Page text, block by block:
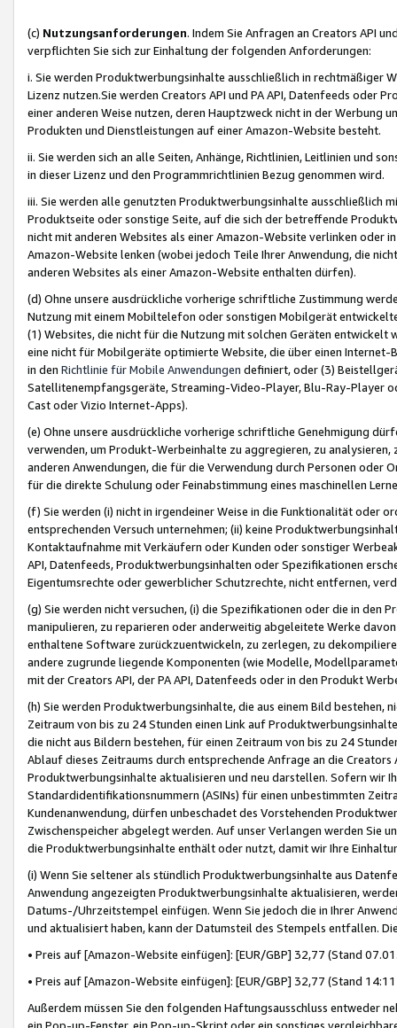
(c) Nutzungsanforderungen. Indem Sie Anfragen an Creators API
verpflichten Sie sich zur Einhaltung der folgenden Anforderungen:
i. Sie werden Produktwerbungsinhalte ausschließlich in rechtmäßiger
Lizenz nutzen.Sie werden Creators API und PA API, Datenfeeds oder
einer anderen Weise nutzen, deren Hauptzweck nicht in der Werbung
Produkten und Dienstleistungen auf einer Amazon-Website besteht.
ii. Sie werden sich an alle Seiten, Anhänge, Richtlinien, Leitlinien und
in dieser Lizenz und den Programmrichtlinien Bezug genommen wird.
iii. Sie werden alle genutzten Produktwerbungsinhalte ausschließlich
Produktseite oder sonstige Seite, auf die sich der betreffende
nicht mit anderen Websites als einer Amazon-Website verlinken oder
Amazon-Website lenken (wobei jedoch Teile Ihrer Anwendung, die
anderen Websites als einer Amazon-Website enthalten dürfen).
(d) Ohne unsere ausdrückliche vorherige schriftliche Zustimmung
Nutzung mit einem Mobiltelefon oder sonstigen Mobilgerät
(1) Websites, die nicht für die Nutzung mit solchen Geräten
eine nicht für Mobilgeräte optimierte Website, die über einen
in den Richtlinie für Mobile Anwendungen definiert, oder (3)
Satellitenempfangsgeräte, Streaming-Video-Player, Blu-Ray-Player
Cast oder Vizio Internet-Apps).
(e) Ohne unsere ausdrückliche vorherige schriftliche Genehmigung
verwenden, um Produkt-Werbeinhalte zu aggregieren, zu
anderen Anwendungen, die für die Verwendung durch Personen
für die direkte Schulung oder Feinabstimmung eines maschinellen
(f) Sie werden (i) nicht in irgendeiner Weise in die Funktionalität oder
entsprechenden Versuch unternehmen; (ii) keine
Kontaktaufnahme mit Verkäufern oder Kunden oder sonstiger
API, Datenfeeds, Produktwerbungsinhalten oder Spezifikationen
Eigentumsrechte oder gewerblicher Schutzrechte, nicht entfernen,
(g) Sie werden nicht versuchen, (i) die Spezifikationen oder die in
manipulieren, zu reparieren oder anderweitig abgeleitete Werke
enthaltene Software zurückzuentwickeln, zu zerlegen, zu
andere zugrunde liegende Komponenten (wie Modelle,
mit der Creators API, der PA API, Datenfeeds oder in den Produkt
(h) Sie werden Produktwerbungsinhalte, die aus einem Bild bestehen,
Zeitraum von bis zu 24 Stunden einen Link auf
die nicht aus Bildern bestehen, für einen Zeitraum von bis zu 24
Ablauf dieses Zeitraums durch entsprechende Anfrage an die
Produktwerbungsinhalte aktualisieren und neu darstellen. Sofern wir
Standardidentifikationsnummern (ASINs) für einen unbestimmten
Kundenanwendung, dürfen unbeschadet des Vorstehenden
Zwischenspeicher abgelegt werden. Auf unser Verlangen werden Sie
die Produktwerbungsinhalte enthält oder nutzt, damit wir Ihre
(i) Wenn Sie seltener als stündlich Produktwerbungsinhalte aus
Anwendung angezeigten Produktwerbungsinhalte aktualisieren,
Datums-/Uhrzeitstempel einfügen. Wenn Sie jedoch die in Ihrer
und aktualisiert haben, kann der Datumsteil des Stempels entfallen.
• Preis auf [Amazon-Website einfügen]: [EUR/GBP] 32,77 (Stand
• Preis auf [Amazon-Website einfügen]: [EUR/GBP] 32,77 (Stand
Außerdem müssen Sie den folgenden Haftungsausschluss entweder
ein Pop-up-Fenster, ein Pop-up-Skript oder ein sonstiges